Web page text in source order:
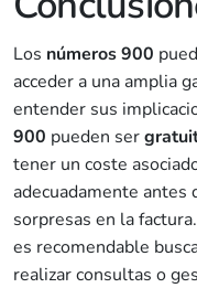
Los números 900
acceder a una amplia
entender sus
900 pueden ser
tener un coste
adecuadamente antes
sorpresas en la
es recomendable
realizar consultas o